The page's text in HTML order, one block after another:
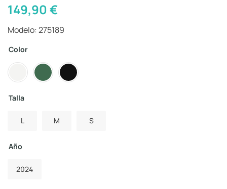
149,90€
Modelo: 275189
Color
Talla
L M S
Año
2024